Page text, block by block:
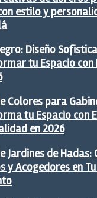
estilo y
Diseño
tu Espacio con
Colores para
tu Espacio con
en 2026
Jardines de Hadas:
y Acogedores en